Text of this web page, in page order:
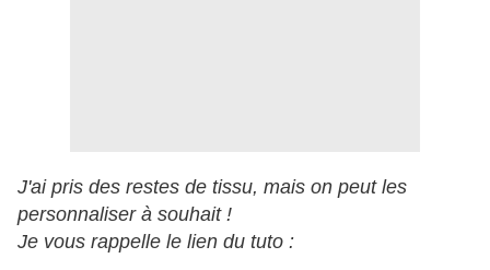
J'ai pris des restes de tissu, mais on peut les
personnaliser à souhait !
Je vous rappelle le lien du tuto :